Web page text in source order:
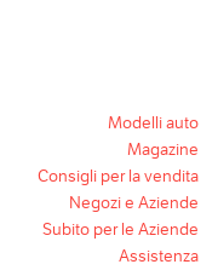
Modelli auto
Magazine
Consigli per la vendita
Negozi e Aziende
Subito per le Aziende
Assistenza